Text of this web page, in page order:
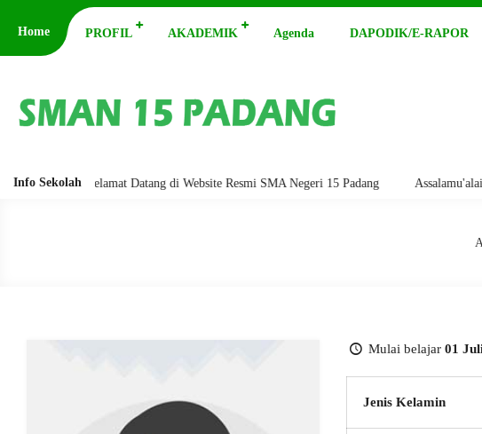
Home PROFIL AKADEMIK Agenda DAPODIK/E-RAPOR
Info SekolahSelamat Datang di Website Resmi SMA Negeri 15 Padang Assalamu'alaikum
Mulai belajar 01
Jenis Kelamin